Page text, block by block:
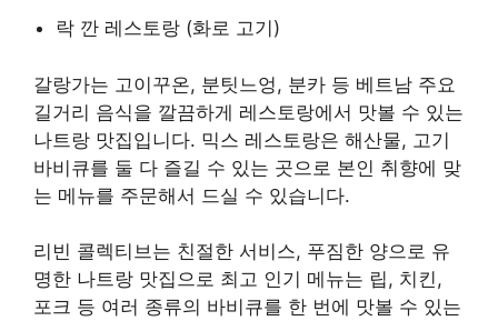
락 깐 레스토랑 (화로 고기)
갈랑가는 고이꾸온, 분팃느엉, 분카 등 베트남 주요
길거리 음식을 깔끔하게 레스토랑에서 맛볼 수 있는
나트랑 맛집입니다. 믹스 레스토랑은 해산물, 고기
바비큐를 둘 다 즐길 수 있는 곳으로 본인 취향에 맞
는 메뉴를 주문해서 드실 수 있습니다.
리빈 콜렉티브는 친절한 서비스, 푸짐한 양으로 유
명한 나트랑 맛집으로 최고 인기 메뉴는 립, 치킨,
포크 등 여러 종류의 바비큐를 한 번에 맛볼 수 있는